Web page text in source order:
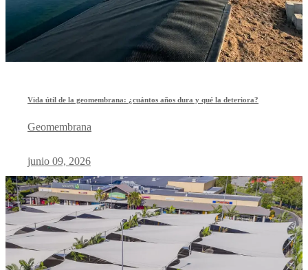
Vida útil de la geomembrana: ¿cuántos años dura y qué la deteriora?
Geomembrana
junio 09, 2026